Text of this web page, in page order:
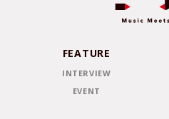
FEATURE
INTERVIEW
EVENT